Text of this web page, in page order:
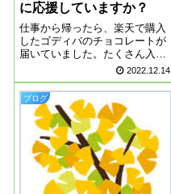
に応援していますか？
仕事から帰ったら、楽天で購入
したゴディバのチョコレートが
届いていました。たくさん入っ
てました。やっぱりゴディバは
美味しいです。食べ出したら、
止まらなくなっちゃいました。
創作ブログの存在帰宅してから
シニアブログのカテゴリを読ま
せていただいてい...
2022.12.14
ブログ